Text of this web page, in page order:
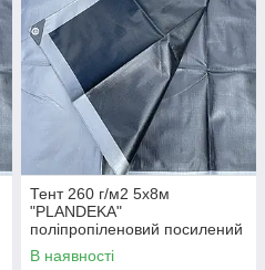
Тент 260 г/м2 5х8м
"PLANDEKA"
поліпропіленовий посилений
В наявності